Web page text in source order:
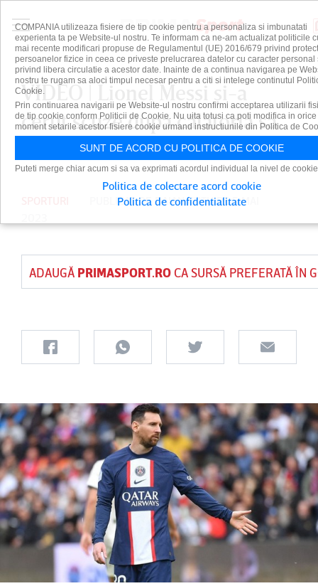
VIDEO | Lionel Messi şi-a
cerut scuze după călătoria sa
în Arabia Saudită
PUBLICAT DE DAIAN CUTUPE 5 MAI
ADAUGĂ PRIMASPORT.ROCA SURSĂ PREFERATĂ ÎN
COMPANIA utilizeaza fisiere de tip cookie pentru a personaliza si imbunatati
experienta ta pe Website-ul nostru. Te informam ca ne-am actualizat politicile
mai recente modificari propuse de Regulamentul (UE) 2016/679 privind
persoanelor fizice in ceea ce priveste prelucrarea datelor cu caracter personal
privind libera circulatie a acestor date. Inainte de a continua navigarea pe
nostru te rugam sa aloci timpul necesar pentru a citi si intelege continutul
Cookie.
Prin continuarea navigarii pe Website-ul nostru confirmi acceptarea utilizarii
de tip cookie conform Politicii de Cookie. Nu uita totusi ca poti modifica in orice
moment setarile acestor fisiere cookie urmand instructiunile din Politica de
SUNT DE ACORD CU POLITICA DE COOKIE
Puteti merge chiar acum si sa va exprimati acordul individual la nivel de
Politica de colectare acord cookie
Politica de confidentialitate